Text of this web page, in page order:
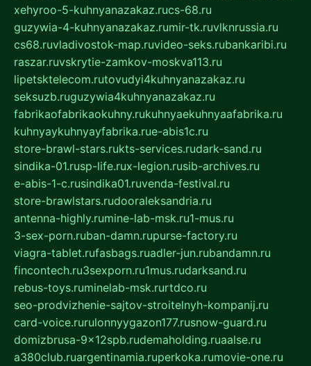
xehyroo-5-kuhnyanazakaz.rucs-68.ru
guzywia-4-kuhnyanazakaz.rumir-tk.ruvlknrussia.ru
cs68.ruvladivostok-map.ruvideo-seks.rubankaribi.ru
raszar.ruvskrytie-zamkov-moskva113.ru
lipetsktelecom.rutovudyi4kuhnyanazakaz.ru
seksuzb.ruguzywia4kuhnyanazakaz.ru
fabrikaofabrikaokuhny.rukuhnyaekuhnyaafabrika.ru
kuhnyaykuhnyayfabrika.rue-abis1c.ru
store-brawl-stars.rukts-services.rudark-sand.ru
sindika-01.rusp-life.rux-legion.rusib-archives.ru
e-abis-1-c.rusindika01.ruvenda-festival.ru
store-brawlstars.rudooraleksandria.ru
antenna-highly.rumine-lab-msk.ru1-mus.ru
3-sex-porn.ruban-damn.rupurse-factory.ru
viagra-tablet.rufasbags.ruadler-jun.rubandamn.ru
fincontech.ru3sexporn.ru1mus.rudarksand.ru
rebus-toys.ruminelab-msk.rurtdco.ru
seo-prodvizhenie-sajtov-stroitelnyh-kompanij.ru
card-voice.rurulonnyygazon177.rusnow-guard.ru
domizbrusa-9x12spb.rudemaholding.ruaalse.ru
a380club.ruargentinamia.ruperkoka.rumovie-one.ru